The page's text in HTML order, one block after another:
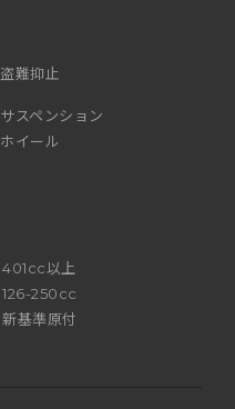
盗難抑止
サスペンション
ホイール
401cc以上
126-250cc
新基準原付